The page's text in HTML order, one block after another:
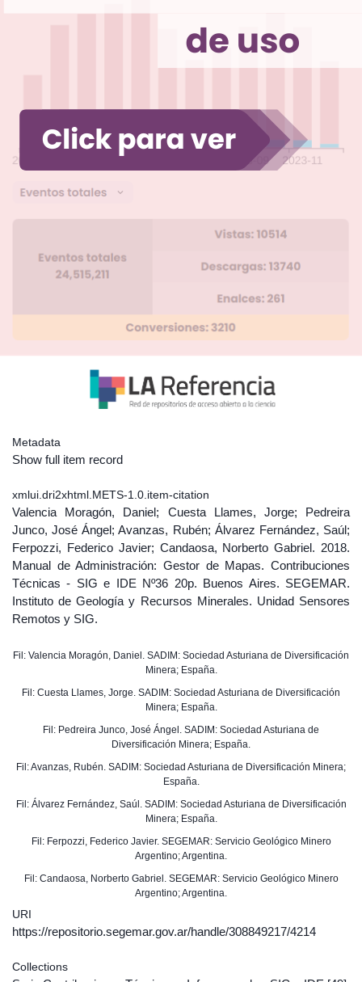
Metadata
Show full item record
xmlui.dri2xhtml.METS-1.0.item-citation
Valencia Moragón, Daniel; Cuesta Llames, Jorge; Pedreira
Junco, José Ángel; Avanzas, Rubén; Álvarez Fernández, Saúl;
Ferpozzi, Federico Javier; Candaosa, Norberto Gabriel. 2018.
Manual de Administración: Gestor de Mapas. Contribuciones
Técnicas - SIG e IDE Nº36 20p. Buenos Aires. SEGEMAR.
Instituto de Geología y Recursos Minerales. Unidad Sensores
Remotos y SIG.
Fil: Valencia Moragón, Daniel. SADIM: Sociedad Asturiana de Diversificación
Minera; España.
Fil: Cuesta Llames, Jorge. SADIM: Sociedad Asturiana de Diversificación
Minera; España.
Fil: Pedreira Junco, José Ángel. SADIM: Sociedad Asturiana de
Diversificación Minera; España.
Fil: Avanzas, Rubén. SADIM: Sociedad Asturiana de Diversificación Minera;
España.
Fil: Álvarez Fernández, Saúl. SADIM: Sociedad Asturiana de Diversificación
Minera; España.
Fil: Ferpozzi, Federico Javier. SEGEMAR: Servicio Geológico Minero
Argentino; Argentina.
Fil: Candaosa, Norberto Gabriel. SEGEMAR: Servicio Geológico Minero
Argentino; Argentina.
URI
https://repositorio.segemar.gov.ar/handle/308849217/4214
Collections